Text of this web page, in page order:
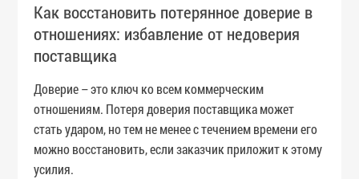
Как восстановить потерянное доверие в
отношениях: избавление от недоверия
поставщика
Доверие – это ключ ко всем коммерческим
отношениям. Потеря доверия поставщика может
стать ударом, но тем не менее с течением времени его
можно восстановить, если заказчик приложит к этому
усилия.